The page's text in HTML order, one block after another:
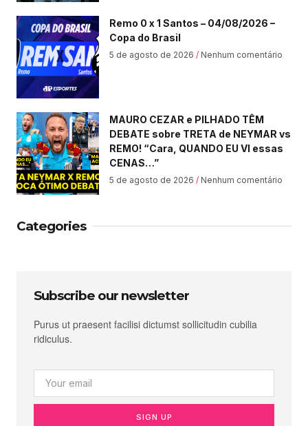
Remo 0 x 1 Santos – 04/08/2026 –
Copa do Brasil
5 de agosto de 2026 Nenhum comentário
MAURO CEZAR e PILHADO TÊM
DEBATE sobre TRETA de NEYMAR vs
REMO! “Cara, QUANDO EU VI essas
CENAS…”
5 de agosto de 2026 Nenhum comentário
Categories
Subscribe our newsletter
Purus ut praesent facilisi dictumst sollicitudin cubilia
ridiculus.
SIGN UP